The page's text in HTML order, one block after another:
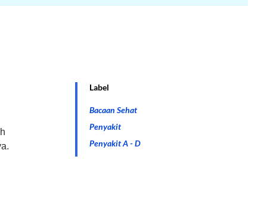
Label
Bacaan Sehat
Penyakit
Penyakit A - D